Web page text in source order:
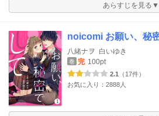
あらすじを見る▼
noicomi お願い、秘
八緒ナヲ 白いゆき
巻 完 100pt
2.1
（17件）
お気に入り：2888人